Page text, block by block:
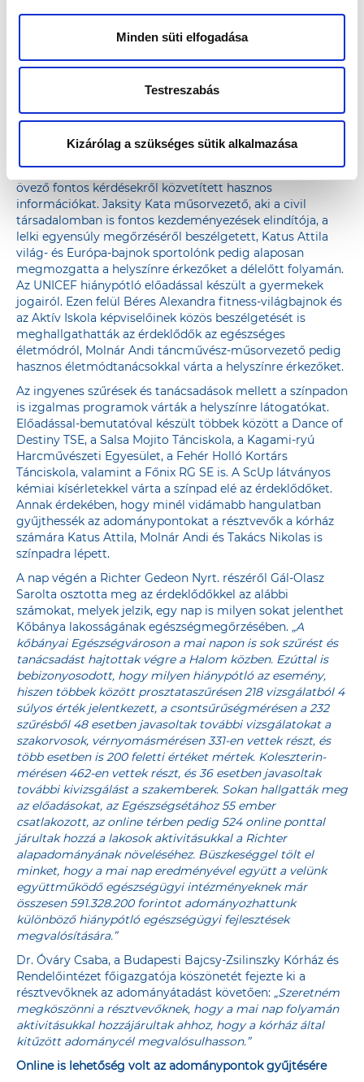
Minden süti elfogadása
Testreszabás
Kizárólag a szükséges sütik alkalmazása
működéséről, diabetológiáról, de a Poszt-COVID ellátás
fontosságáról is. Az élőben közvetített előadások a
Egészségváros Facebook oldalán, melyek a későbbiek
során is jól hasznosítható tanácsokat tartalmaznak az
egészségmegőrzéssel kapcsolatban.
A Richter a Nőkért sátorban számos további életmód-
előadás látható volt: Szily Nóra közismert pszichológus a
hétköznapok során alkalmazható megküzdési
stratégiákról, valamint a 40 éves kor felett életünket
övező fontos kérdésekről közvetített hasznos
információkat. Jaksity Kata műsorvezető, aki a civil
társadalomban is fontos kezdeményezések elindítója, a
lelki egyensúly megőrzéséről beszélgetett, Katus Attila
világ- és Európa-bajnok sportolónk pedig alaposan
megmozgatta a helyszínre érkezőket a délelőtt folyamán.
Az UNICEF hiánypótló előadással készült a gyermekek
jogairól. Ezen felül Béres Alexandra fitness-világbajnok és
az Aktív Iskola képviselőinek közös beszélgetését is
meghallgathatták az érdeklődők az egészséges
életmódról, Molnár Andi táncművész-műsorvezető pedig
hasznos életmódtanácsokkal várta a helyszínre érkezőket.
Az ingyenes szűrések és tanácsadások mellett a színpadon
is izgalmas programok várták a helyszínre látogatókat.
Előadással-bemutatóval készült többek között a Dance of
Destiny TSE, a Salsa Mojito Tánciskola, a Kagami-ryú
Harcművészeti Egyesület, a Fehér Holló Kortárs
Tánciskola, valamint a Főnix RG SE is. A ScUp látványos
kémiai kísérletekkel várta a színpad elé az érdeklődőket.
Annak érdekében, hogy minél vidámabb hangulatban
gyűjthessék az adománypontokat a résztvevők a kórház
számára Katus Attila, Molnár Andi és Takács Nikolas is
színpadra lépett.
A nap végén a Richter Gedeon Nyrt. részéről Gál-Olasz
Sarolta osztotta meg az érdeklődőkkel az alábbi
számokat, melyek jelzik, egy nap is milyen sokat jelenthet
Kőbánya lakosságának egészségmegőrzésében. „A
kőbányai Egészségvároson a mai napon is sok szűrést és
tanácsadást hajtottak végre a Halom közben. Ezúttal is
bebizonyosodott, hogy milyen hiánypótló az esemény,
hiszen többek között prosztataszűrésen 218 vizsgálatból 4
súlyos érték jelentkezett, a csontsűrűségmérésen a 232
szűrésből 48 esetben javasoltak további vizsgálatokat a
szakorvosok, vérnyomásmérésen 331-en vettek részt, és
több esetben is 200 feletti értéket mértek. Koleszterin-
mérésen 462-en vettek részt, és 36 esetben javasoltak
további kivizsgálást a szakemberek. Sokan hallgatták meg
az előadásokat, az Egészségsétához 55 ember
csatlakozott, az online térben pedig 524 online ponttal
járultak hozzá a lakosok aktivitásukkal a Richter
alapadományának növeléséhez. Büszkeséggel tölt el
minket, hogy a mai nap eredményével együtt a velünk
együttműködő egészségügyi intézményeknek már
összesen 591.328.200 forintot adományozhattunk
különböző hiánypótló egészségügyi fejlesztések
megvalósítására.”
Dr. Óváry Csaba, a Budapesti Bajcsy-Zsilinszky Kórház és
Rendelőintézet főigazgatója köszönetét fejezte ki a
résztvevőknek az adományátadást követően: „Szeretném
megköszönni a résztvevőknek, hogy a mai nap folyamán
aktivitásukkal hozzájárultak ahhoz, hogy a kórház által
kitűzött adománycél megvalósulhasson.”
Online is lehetőség volt az adománypontok gyűjtésére